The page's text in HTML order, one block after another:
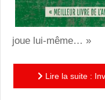
joue lui-même… »
Lire la suite :